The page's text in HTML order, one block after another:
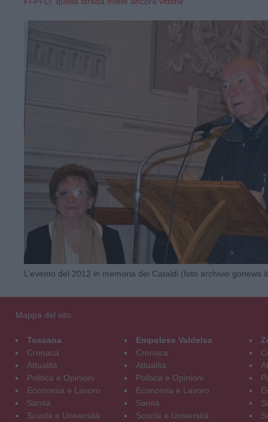
L’evento del 2012 in memoria dei Cataldi (foto archivio
Mappa del sito
Toscana
Cronaca
Attualità
Politica e Opinioni
Economia e Lavoro
Sanità
Scuola e Università
Empolese Valdelsa
Cronaca
Attualità
Politica e Opinioni
Economia e Lavoro
Sanità
Scuola e Università